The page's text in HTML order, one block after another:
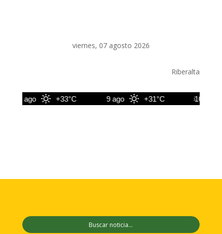
viernes, 07 agosto 2026
Riberalta
8 ago +33°C 9 ago +31°C 10 ago